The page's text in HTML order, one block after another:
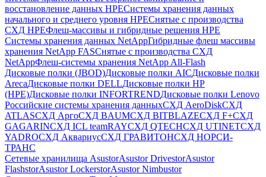
восстановление данных HPEСистемы хранения данных
начального и среднего уровня HPEСнятые с производства
СХД HPEФлеш-массивы и гибридные решения HPE
Cистемы хранения данных NetAppГибридные флеш массивы
хранения NetApp FASСнятые с производства СХД
NetAppФлеш-системы хранения NetApp All-Flash
Дисковые полки (JBOD)Дисковые полки AICДисковые полки
ArecaДисковые полки DELLДисковые полки HP
(HPE)Дисковые полки INFORTRENDДисковые полки Lenovo
Российские системы хранения данныхСХД AeroDiskСХД
ATLASСХД AргоСХД BAUMСХД BITBLAZEСХД F+СХД
GAGARINСХД ICL teamRAYСХД QTECHСХД UTINETСХД
YADROСХД АквариусСХД ГРАВИТОНСХД НОРСИ-
ТРАНС
Сетевые хранилища AsustorAsustor DrivestorAsustor
FlashstorAsustor LockerstorAsustor Nimbustor